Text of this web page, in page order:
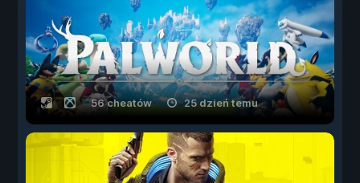
56 cheatów 25 dzień temu